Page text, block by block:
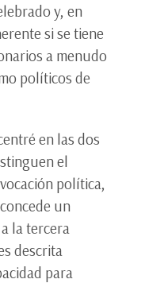
y, en
si se tiene
a menudo
políticos de
en las dos
el
política,
un
la tercera
descrita
para